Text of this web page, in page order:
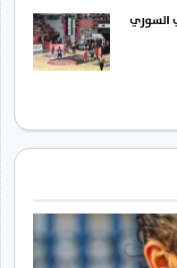
السوري